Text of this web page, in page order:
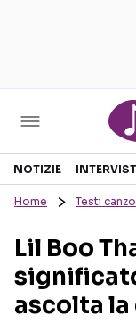
Sezioni
RECENSIONI
INTERVISTE
GOSSIP E
NOTIZIE
Home Testi
Lil Boo
ascolta la